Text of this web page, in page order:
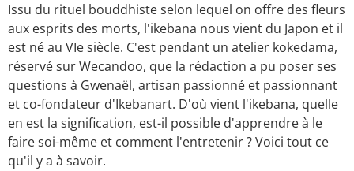
Issu du rituel bouddhiste selon lequel on offre des fleurs
aux esprits des morts, l'ikebana nous vient du Japon et il
est né au VIe siècle. C'est pendant un atelier kokedama,
réservé surWecandoo, que la rédaction a pu poser ses
questions à Gwenaël, artisan passionné et passionnant
et co-fondateur d'Ikebanart. D'où vient l'ikebana, quelle
en est la signification, est-il possible d'apprendre à le
faire soi-même et comment l'entretenir ? Voici tout ce
qu'il y a à savoir.